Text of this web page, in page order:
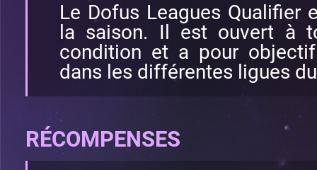
Le Dofus Leagues Qualifier
la saison. Il est ouvert à
condition et a pour
dans les différentes ligues
RÉCOMPENSES